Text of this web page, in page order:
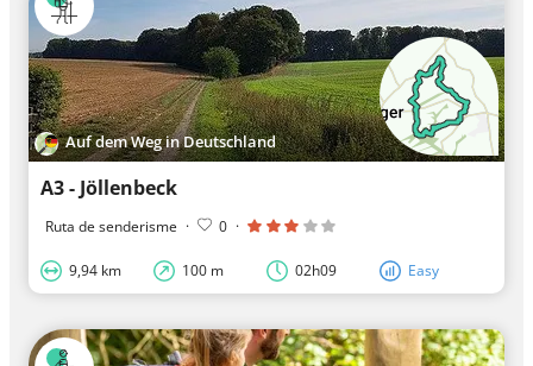
Auf dem Weg in Deutschland
A3 - Jöllenbeck
Ruta de senderisme · 0 ·
9,94 km 100 m 02h09 Easy